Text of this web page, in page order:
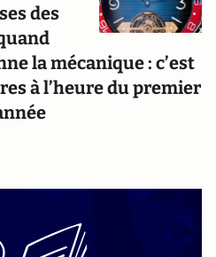
des
la mécanique : c’est
à l’heure du premier